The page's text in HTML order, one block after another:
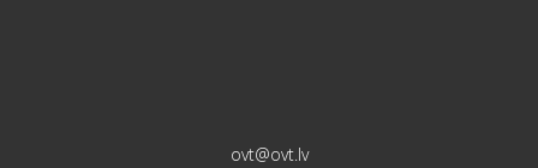
ovt@ovt.lv